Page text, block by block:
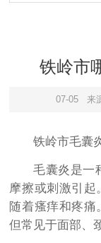
铁岭市
07-05 来
铁岭市毛囊
毛囊炎是一
摩擦或刺激引起
随着瘙痒和疼痛
但常见于面部、